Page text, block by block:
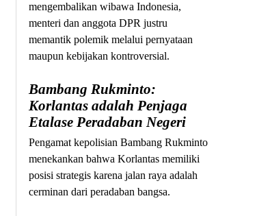
mengembalikan wibawa Indonesia,
menteri dan anggota DPR justru
memantik polemik melalui pernyataan
maupun kebijakan kontroversial.
Bambang Rukminto:
Korlantas adalah Penjaga
Etalase Peradaban Negeri
Pengamat kepolisian Bambang Rukminto
menekankan bahwa Korlantas memiliki
posisi strategis karena jalan raya adalah
cerminan dari peradaban bangsa.